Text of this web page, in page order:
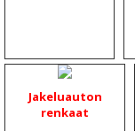
Jakeluauton
renkaat